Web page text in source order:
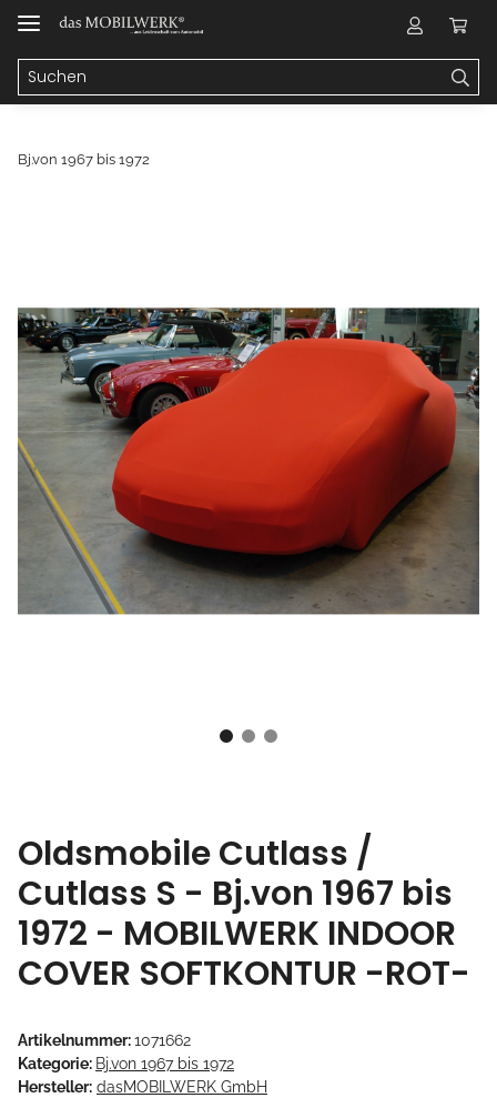
Bj.von 1967 bis 1972
Oldsmobile Cutlass /
Cutlass S - Bj.von 1967 bis
1972 - MOBILWERK INDOOR
COVER SOFTKONTUR -ROT-
Artikelnummer:1071662
Kategorie: Bj.von 1967 bis 1972
Hersteller: dasMOBILWERK GmbH